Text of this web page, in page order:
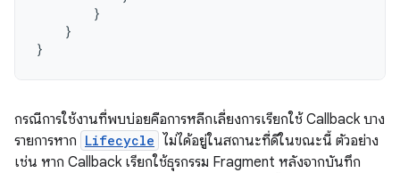
}
}
}
กรณีการใช้งานที่พบบ่อยคือการหลีกเลี่ยงการเรียกใช้ Callback บาง
รายการหาก Lifecycle ไม่ได้อยู่ในสถานะที่ดีในขณะนี้ ตัวอย่าง
เช่น หาก Callback เรียกใช้ธุรกรรม Fragment หลังจากบันทึก